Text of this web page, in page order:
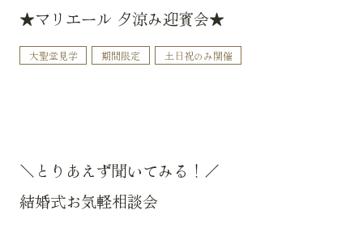
★マリエール 夕涼み迎賓会★
大聖堂見学 期間限定 土日祝のみ開催
＼とりあえず聞いてみる！／
結婚式お気軽相談会